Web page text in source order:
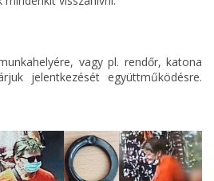
vagy pl. rendőr, katona
jelentkezését együttműködésre.